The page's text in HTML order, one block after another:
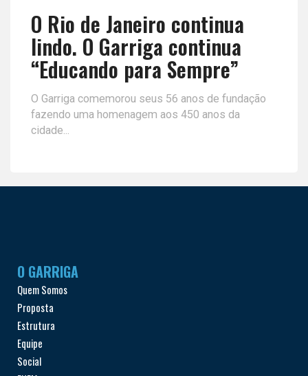
O Rio de Janeiro continua
lindo. O Garriga continua
“Educando para Sempre”
O Garriga comemorou seus 56 anos de fundação
fazendo uma homenagem aos 450 anos da
cidade...
O GARRIGA
Quem Somos
Proposta
Estrutura
Equipe
Social